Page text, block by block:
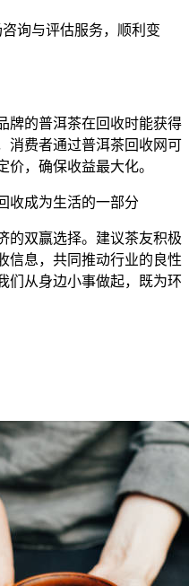
询与评估服务，顺利变
牌的普洱茶在回收时能获得
消费者通过普洱茶回收网可
，确保收益最大化。
收成为生活的一部分
的双赢选择。建议茶友积极
信息，共同推动行业的良性
们从身边小事做起，既为环